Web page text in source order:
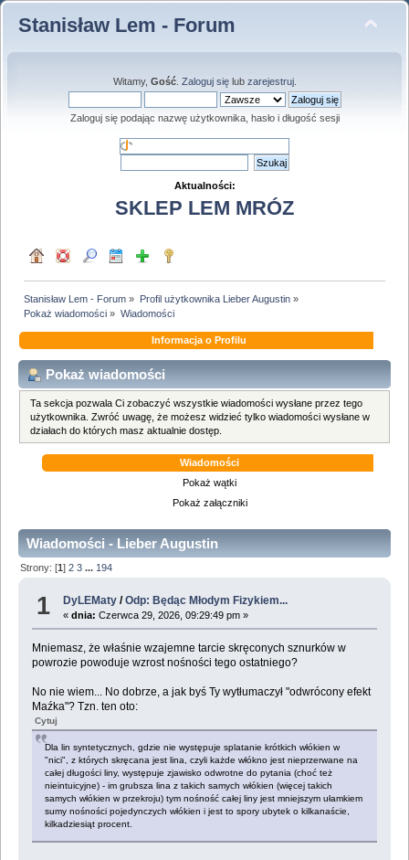
Stanisław Lem - Forum
Witamy, Gość. Zaloguj sięlub zarejestruj.
Zaloguj się podając nazwę użytkownika, hasło i długość sesji
Aktualności:
SKLEP LEM MRÓZ
Stanisław Lem - Forum » Profil użytkownika Lieber Augustin»
Pokaż wiadomości » Wiadomości
Informacja o Profilu
Pokaż wiadomości
Ta sekcja pozwala Ci zobaczyć wszystkie wiadomości wysłane przez tego
użytkownika. Zwróć uwagę, że możesz widzieć tylko wiadomości wysłane w
działach do których masz aktualnie dostęp.
Wiadomości
Pokaż wątki
Pokaż załączniki
Wiadomości - Lieber Augustin
Strony: [1]2 3 ... 194
1 DyLEMaty /Odp: Będąc Młodym Fizykiem...
«dnia: Czerwca 29, 2026, 09:29:49 pm »
Mniemasz, że właśnie wzajemne tarcie skręconych sznurków w
powrozie powoduje wzrost nośności tego ostatniego?
No nie wiem... No dobrze, a jak byś Ty wytłumaczył "odwrócony efekt
Maźka"? Tzn. ten oto:
Cytuj
Dla lin syntetycznych, gdzie nie występuje splatanie krótkich włókien w
"nici", z których skręcana jest lina, czyli każde włókno jest nieprzerwane na
całej długości liny, występuje zjawisko odwrotne do pytania (choć też
nieintuicyjne) - im grubsza lina z takich samych włókien (więcej takich
samych włókien w przekroju) tym nośność całej liny jest mniejszym ułamkiem
sumy nośności pojedynczych włókien i jest to spory ubytek o kilkanaście,
kilkadziesiąt procent.